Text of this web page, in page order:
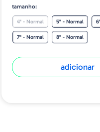
tamanho:
4" - Normal 5" - Normal
7" - Normal 8" - Normal
adicionar